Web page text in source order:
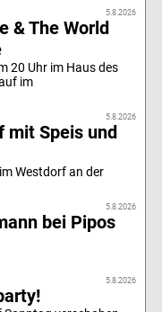
5.8.2026
& The World
20 Uhr im Haus des
im
5.8.2026
mit Speis und
Westdorf an der
5.8.2026
bei Pipos
5.8.2026